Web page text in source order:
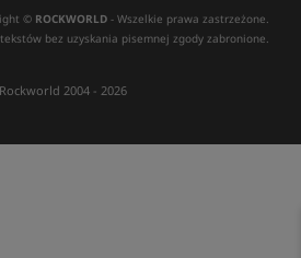
© ROCKWORLD - Wszelkie prawa zastrzeżone.
bez uzyskania pisemnej zgody zabronione.
2004 - 2026